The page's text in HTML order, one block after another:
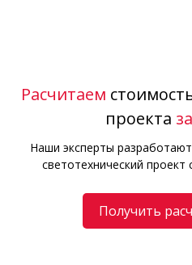
Расчитаем
проекта
Наши эксперты
светотехнический
Получить